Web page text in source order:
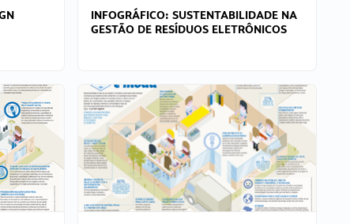
INFOGRÁFICO: SUSTENTABILIDADE NA
GESTÃO DE RESÍDUOS ELETRÔNICOS